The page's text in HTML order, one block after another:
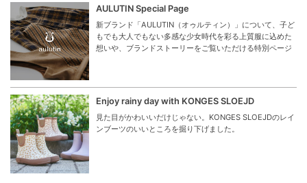
AULUTIN Special Page
新ブランド「AULUTIN（オゥルティン）」について、子ど
もでも大人でもない多感な少女時代を彩る上質服に込めた
想いや、ブランドストーリーをご覧いただける特別ページ
Enjoy rainy day with KONGES SLOEJD
見た目がかわいいだけじゃない。KONGES SLOEJDのレイ
ンブーツのいいところを掘り下げました。